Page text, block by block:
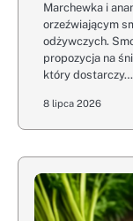
Marchewka i
orzeźwiającym
odżywczych.
propozycja na
który dostarczy…
8 lipca 2026